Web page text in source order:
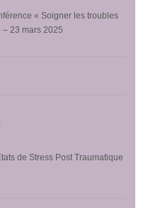
« Soigner les troubles
– 23 mars 2025
de Stress Post Traumatique